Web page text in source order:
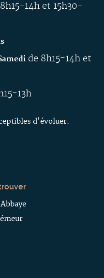
14h et 15h30-
de 8h15-14h et
13h
d'évoluer.